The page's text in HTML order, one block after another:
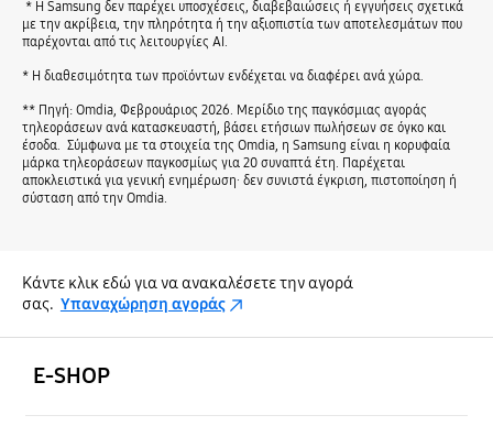
* Η Samsung δεν παρέχει υποσχέσεις, διαβεβαιώσεις ή εγγυήσεις σχετικά
με την ακρίβεια, την πληρότητα ή την αξιοπιστία των αποτελεσμάτων που
παρέχονται από τις λειτουργίες AI.
* Η διαθεσιμότητα των προϊόντων ενδέχεται να διαφέρει ανά χώρα.
** Πηγή: Omdia, Φεβρουάριος 2026. Μερίδιο της παγκόσμιας αγοράς
τηλεοράσεων ανά κατασκευαστή, βάσει ετήσιων πωλήσεων σε όγκο και
έσοδα. Σύμφωνα με τα στοιχεία της Omdia, η Samsung είναι η κορυφαία
μάρκα τηλεοράσεων παγκοσμίως για 20 συναπτά έτη. Παρέχεται
αποκλειστικά για γενική ενημέρωση· δεν συνιστά έγκριση, πιστοποίηση ή
σύσταση από την Omdia.
Κάντε κλικ εδώ για να ανακαλέσετε την αγορά
σας. Υπαναχώρηση αγοράς
E-SHOP